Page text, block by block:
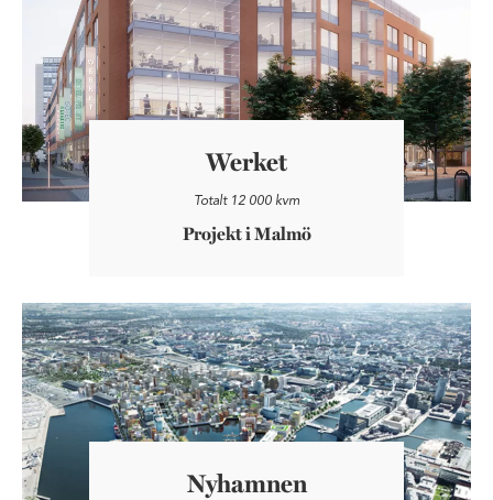
Werket
Totalt 12 000 kvm
Projekt i Malmö
Nyhamnen
Nyhamnen